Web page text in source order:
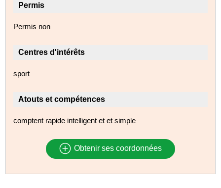
Permis
Permis non
Centres d'intérêts
sport
Atouts et compétences
comptent rapide intelligent et et simple
Obtenir ses coordonnées